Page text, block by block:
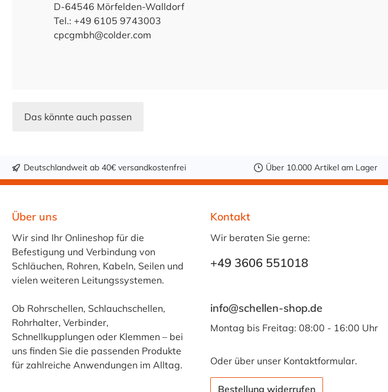
D-64546 Mörfelden-Walldorf
Tel.: +49 6105 9743003
cpcgmbh@colder.com
Das könnte auch passen
Deutschlandweit ab 40€ versandkostenfrei Über 10.000 Artikel am Lager
Über uns
Wir sind Ihr Onlineshop für die
Befestigung und Verbindung von
Schläuchen, Rohren, Kabeln, Seilen und
vielen weiteren Leitungssystemen.
Ob Rohrschellen, Schlauchschellen,
Rohrhalter, Verbinder,
Schnellkupplungen oder Klemmen – bei
uns finden Sie die passenden Produkte
für zahlreiche Anwendungen im Alltag.
Kontakt
Wir beraten Sie gerne:
+49 3606 551018
info@schellen-shop.de
Montag bis Freitag: 08:00 - 16:00 Uhr
Oder über unser Kontaktformular.
Bestellung widerrufen